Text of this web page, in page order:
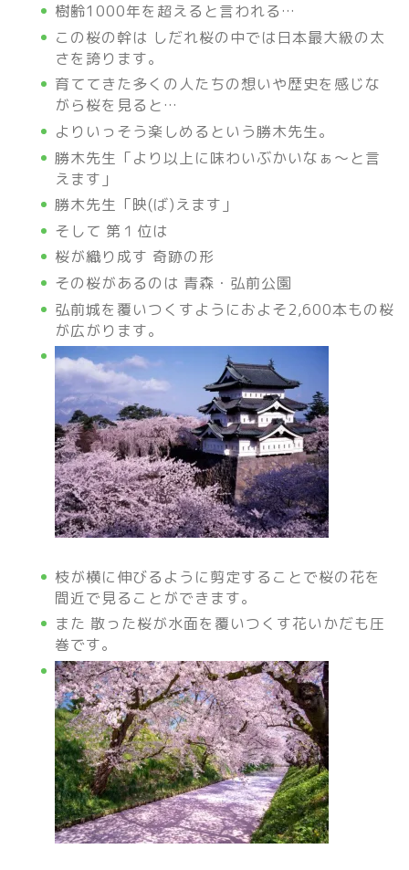
樹齢1000年を超えると言われる…
この桜の幹は しだれ桜の中では日本最大級の太
さを誇ります。
育ててきた多くの人たちの想いや歴史を感じな
がら桜を見ると…
よりいっそう楽しめるという勝木先生。
勝木先生「より以上に味わいぶかいなぁ～と言
えます」
勝木先生「映(ば)えます」
そして 第１位は
桜が織り成す 奇跡の形
その桜があるのは 青森・弘前公園
弘前城を覆いつくすようにおよそ2,600本もの桜
が広がります。
枝が横に伸びるように剪定することで桜の花を
間近で見ることができます。
また 散った桜が水面を覆いつくす花いかだも圧
巻です。